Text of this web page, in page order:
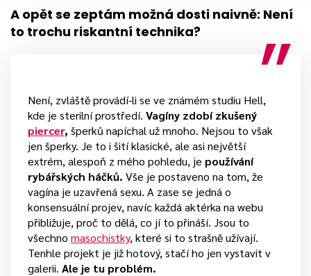
A opět se zeptám možná dosti naivně: Není
to trochu riskantní technika?
Není, zvláště provádí-li se ve známém studiu Hell,
kde je sterilní prostředí. Vagíny zdobí zkušený
piercer, šperků napíchal už mnoho. Nejsou to však
jen šperky. Je to i šití klasické, ale asi největší
extrém, alespoň z mého pohledu, je používání
rybářských háčků. Vše je postaveno na tom, že
vagína je uzavřená sexu. A zase se jedná o
konsensuální projev, navíc každá aktérka na webu
přibližuje, proč to dělá, co jí to přináší. Jsou to
všechno masochistky, které si to strašně užívají.
Tenhle projekt je již hotový, stačí ho jen vystavit v
galerii. Ale je tu problém.